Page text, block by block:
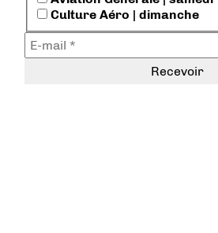
Culture Aéro | dimanche